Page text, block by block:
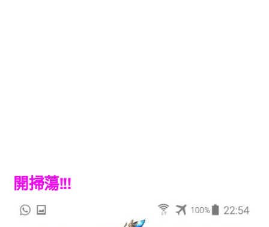
開掃蕩!!!